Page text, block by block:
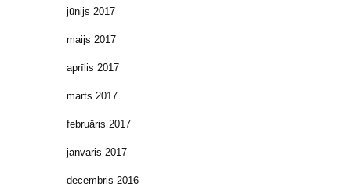
jūnijs 2017
maijs 2017
aprīlis 2017
marts 2017
februāris 2017
janvāris 2017
decembris 2016